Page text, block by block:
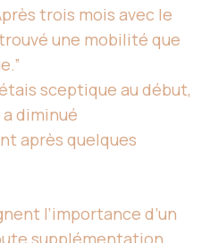
trois mois avec le
une mobilité que
sceptique au début,
diminué
après quelques
l’importance d’un
supplémentation.